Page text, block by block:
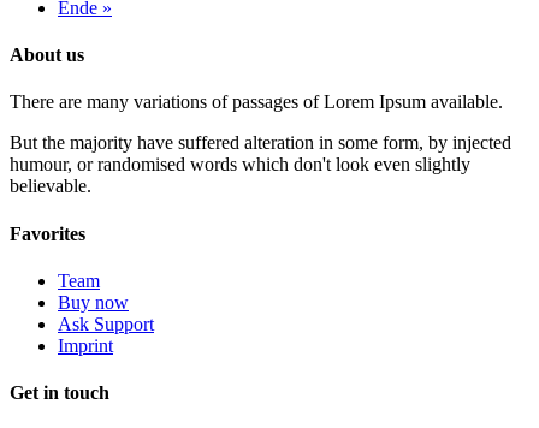
Ende »
About us
There are many variations of passages of Lorem Ipsum available.
But the majority have suffered alteration in some form, by injected
humour, or randomised words which don't look even slightly
believable.
Favorites
Team
Buy now
Ask Support
Imprint
Get in touch